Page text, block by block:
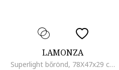
LAMONZA
Superlight bőrönd, 78X47x29 cm, 3,6 kg, 30%-ig kihúzható, szürke / zöld